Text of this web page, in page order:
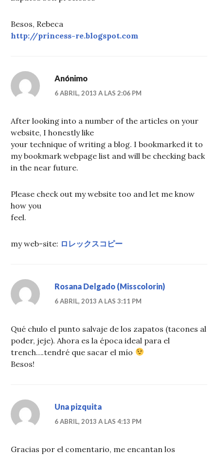
Besos, Rebeca
http://princess-re.blogspot.com
Anónimo
6 ABRIL, 2013 A LAS 2:06 PM
After looking into a number of the articles on your
website, I honestly like
your technique of writing a blog. I bookmarked it to
my bookmark webpage list and will be checking back
in the near future.
Please check out my website too and let me know
how you
feel.
my web-site: ロレックスコピー
Rosana Delgado (Misscolorin)
6 ABRIL, 2013 A LAS 3:11 PM
Qué chulo el punto salvaje de los zapatos (tacones al
poder, jeje). Ahora es la época ideal para el
trench….tendré que sacar el mío
Besos!
Una pizquita
6 ABRIL, 2013 A LAS 4:13 PM
Gracias por el comentario, me encantan los